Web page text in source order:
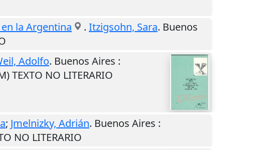
la Argentina
. Itzigsohn, Sara. Buenos
Adolfo. Buenos Aires :
TEXTO NO LITERARIO
; Jmelnizky, Adrián. Buenos Aires :
NO LITERARIO